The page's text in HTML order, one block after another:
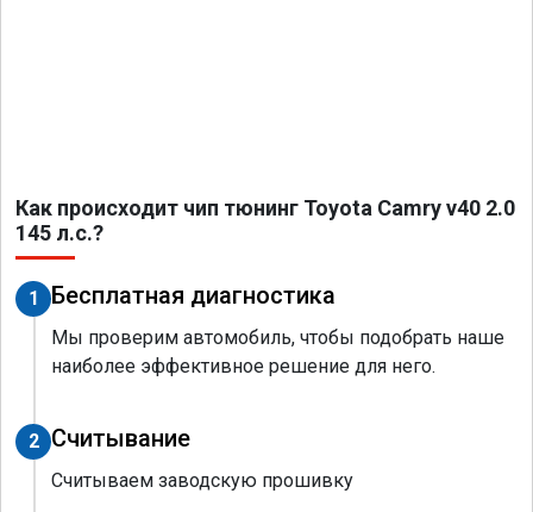
Как происходит чип тюнинг Toyota Camry v40 2.0
145 л.с.?
1 Бесплатная диагностика
Мы проверим автомобиль, чтобы подобрать наше
наиболее эффективное решение для него.
2 Считывание
Считываем заводскую прошивку